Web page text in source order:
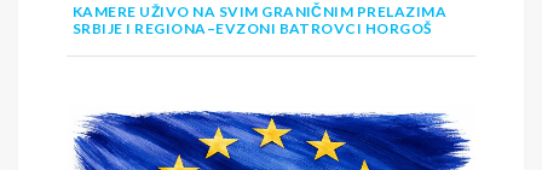
KAMERE UŽIVO NA SVIM GRANIČNIM PRELAZIMA
SRBIJE I REGIONA–EVZONI BATROVCI HORGOŠ